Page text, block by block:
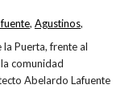
Puerta, frente al
comunidad
Abelardo Lafuente
, Agustinos,